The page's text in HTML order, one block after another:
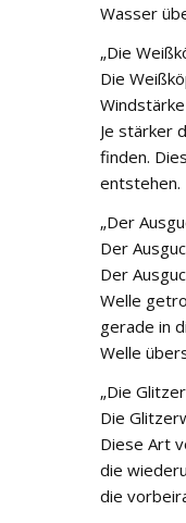
Wasser
„Die
Die
Je stärker
finden.
entstehen.
„Der
Der
Der
Welle
gerade in
Welle
„Die
Die
Diese Art
die
die